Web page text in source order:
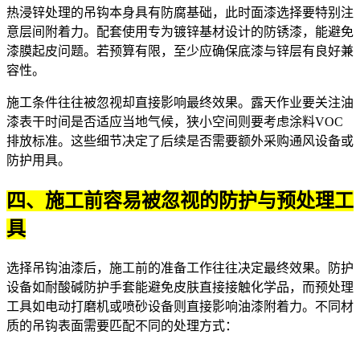
热浸锌处理的吊钩本身具有防腐基础，此时面漆选择要特别注
意层间附着力。配套使用专为镀锌基材设计的防锈漆，能避免
漆膜起皮问题。若预算有限，至少应确保底漆与锌层有良好兼
容性。
施工条件往往被忽视却直接影响最终效果。露天作业要关注油
漆表干时间是否适应当地气候，狭小空间则要考虑涂料VOC
排放标准。这些细节决定了后续是否需要额外采购通风设备或
防护用具。
四、施工前容易被忽视的防护与预处理工
具
选择吊钩油漆后，施工前的准备工作往往决定最终效果。防护
设备如耐酸碱防护手套能避免皮肤直接接触化学品，而预处理
工具如 电动打磨机或喷砂设备则直接影响油漆附着力。不同材
质的吊钩表面需要匹配不同的处理方式：